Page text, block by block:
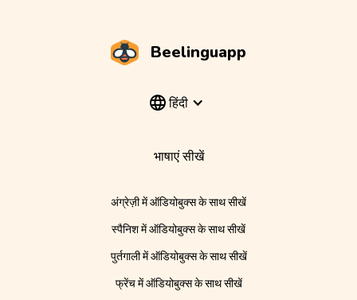
Beelinguapp
हिंदी
भाषाएं सीखें
अंग्रेज़ी में ऑडियोबुक्स के साथ सीखें
स्पैनिश में ऑडियोबुक्स के साथ सीखें
पुर्तगाली में ऑडियोबुक्स के साथ सीखें
फ्रेंच में ऑडियोबुक्स के साथ सीखें